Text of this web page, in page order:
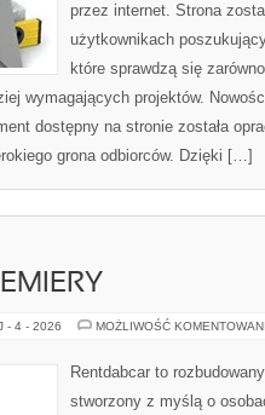
przez internet. Strona
użytkownikach
które sprawdzą się
wymagających projektów.
dostępny na stronie została
grona odbiorców. Dzięki […]
- 4 - 2026 MOŻLIWOŚĆ
Rentdabcar to
stworzony z myślą o